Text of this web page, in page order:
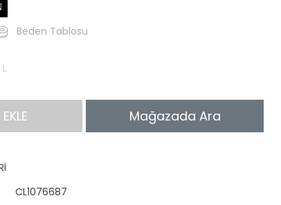
Beden Tablosu
L
Mağazada Ara
CL1076687